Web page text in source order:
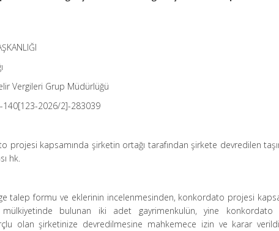
Vergileri Grup Müdürlüğü
140[123-2026/2]-283039
projesi kapsamında şirketin ortağı tarafından şirkete devredilen
hk.
talep formu ve eklerinin incelenmesinden, konkordato projesi
bulunan iki adet gayrimenkulün, yine konkordato
olan şirketinize devredilmesine mahkemece izin ve karar